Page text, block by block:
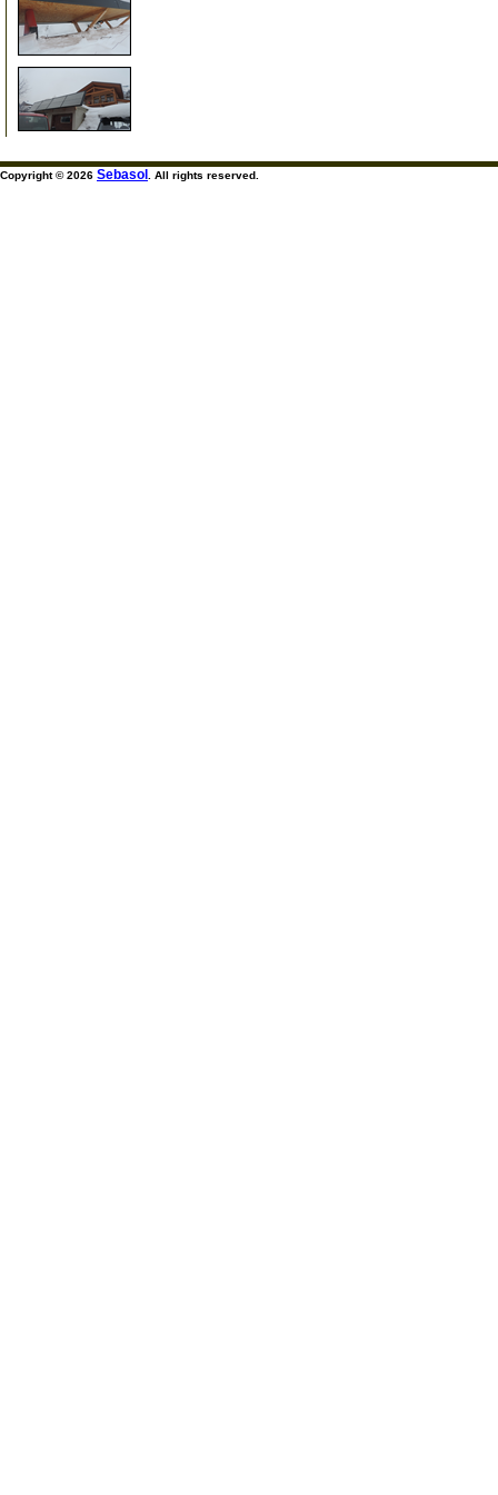
Copyright © 2026 Sebasol . All rights reserved.